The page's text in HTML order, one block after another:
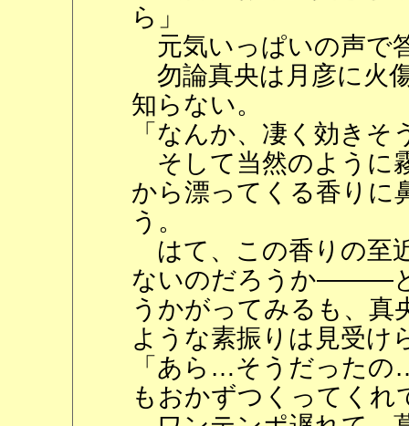
ら」
元気いっぱいの声で
勿論真央は月彦に火
知らない。
「なんか、凄く効き
そして当然のように
から漂ってくる香りに
う。
はて、この香りの至
ないのだろうか―――
うかがってみるも、真
ような素振りは見受け
「あら…そうだった
もおかずつくってくれ